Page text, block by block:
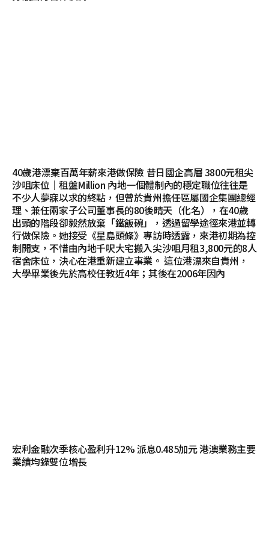
40歲港漂棄百萬年薪來港做保險 昔日國企高層 3800元租尖
沙咀床位｜租盤Million 內地一個體制內的穩定職位往往是
不少人夢寐以求的終點，但曾於貴州擔任區屬國企集團總經
理、兼任兩家子公司董事長的80後晴天（化名），在40歲
出頭的階段卻毅然放棄「鐵飯碗」，透過留學途徑來港並轉
行做保險。她接受《星島頭條》專訪時透露，來港初期為控
制開支，不惜由內地千呎大宅搬入尖沙咀月租3,800元的8人
宿舍床位，決心在港重新建立事業。 這位港漂來自貴州，
大學畢業後先於高校任教近4年；其後在2006年因內
宏利金融次季核心盈利升12% 派息0.485加元 港澳業務主要
業績均錄雙位增長